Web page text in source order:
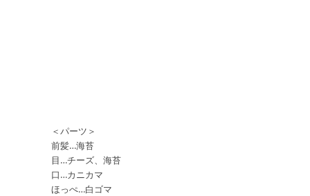
＜パーツ＞
前髪…海苔
目…チーズ、海苔
口…カニカマ
ほっぺ…白ゴマ